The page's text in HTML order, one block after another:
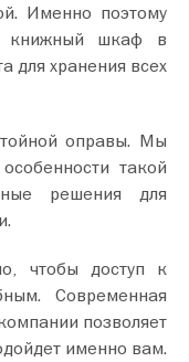
Именно поэтому
книжный шкаф в
для хранения всех
оправы. Мы
такой
решения для
чтобы доступ к
Современная
позволяет
именно вам.